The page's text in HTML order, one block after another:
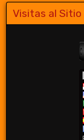
Visitas al Sitio